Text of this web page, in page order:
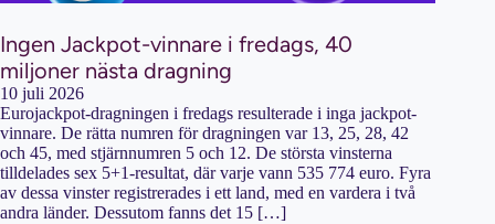
Ingen Jackpot-vinnare i fredags, 40
miljoner nästa dragning
10 juli 2026
Eurojackpot-dragningen i fredags resulterade i inga jackpot-
vinnare. De rätta numren för dragningen var 13, 25, 28, 42
och 45, med stjärnnumren 5 och 12. De största vinsterna
tilldelades sex 5+1-resultat, där varje vann 535 774 euro. Fyra
av dessa vinster registrerades i ett land, med en vardera i två
andra länder. Dessutom fanns det 15 […]